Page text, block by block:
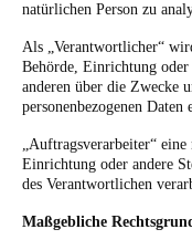
natürlichen Person zu
Als „Verantwortlicher“
Behörde, Einrichtung
anderen über die Zwecke
personenbezogenen Daten
„Auftragsverarbeiter“
Einrichtung oder andere
des Verantwortlichen
Maßgebliche